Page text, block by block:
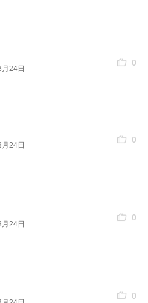
24日
0
24日
0
24日
0
0